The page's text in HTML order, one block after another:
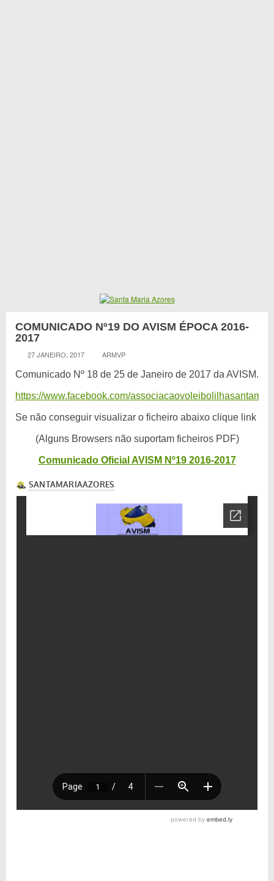
COMUNICADO Nº19 DO AVISM ÉPOCA 2016-
2017
27 JANEIRO, 2017 ARMVP
Comunicado Nº 18 de 25 de Janeiro de 2017 da AVISM.
https://www.facebook.com/
Se não conseguir visualizar o ficheiro abaixo clique link
(Alguns Browsers não suportam ficheiros PDF)
Comunicado Oficial AVISM Nº19 2016-2017